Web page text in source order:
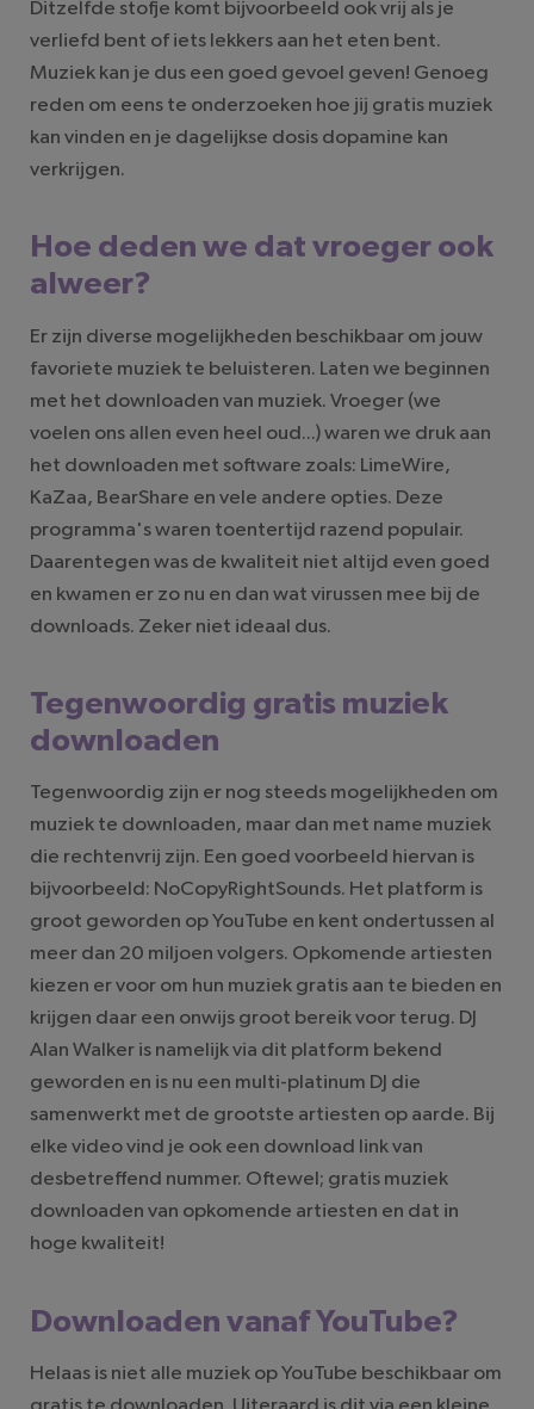
Ditzelfde stofje komt bijvoorbeeld ook vrij als je
verliefd bent of iets lekkers aan het eten bent.
Muziek kan je dus een goed gevoel geven! Genoeg
reden om eens te onderzoeken hoe jij gratis muziek
kan vinden en je dagelijkse dosis dopamine kan
verkrijgen.
Hoe deden we dat vroeger ook
alweer?
Er zijn diverse mogelijkheden beschikbaar om jouw
favoriete muziek te beluisteren. Laten we beginnen
met het downloaden van muziek. Vroeger (we
voelen ons allen even heel oud...) waren we druk aan
het downloaden met software zoals: LimeWire,
KaZaa, BearShare en vele andere opties. Deze
programma's waren toentertijd razend populair.
Daarentegen was de kwaliteit niet altijd even goed
en kwamen er zo nu en dan wat virussen mee bij de
downloads. Zeker niet ideaal dus.
Tegenwoordig gratis muziek
downloaden
Tegenwoordig zijn er nog steeds mogelijkheden om
muziek te downloaden, maar dan met name muziek
die rechtenvrij zijn. Een goed voorbeeld hiervan is
bijvoorbeeld: NoCopyRightSounds. Het platform is
groot geworden op YouTube en kent ondertussen al
meer dan 20 miljoen volgers. Opkomende artiesten
kiezen er voor om hun muziek gratis aan te bieden en
krijgen daar een onwijs groot bereik voor terug. DJ
Alan Walker is namelijk via dit platform bekend
geworden en is nu een multi-platinum DJ die
samenwerkt met de grootste artiesten op aarde. Bij
elke video vind je ook een download link van
desbetreffend nummer. Oftewel; gratis muziek
downloaden van opkomende artiesten en dat in
hoge kwaliteit!
Downloaden vanaf YouTube?
Helaas is niet alle muziek op YouTube beschikbaar om